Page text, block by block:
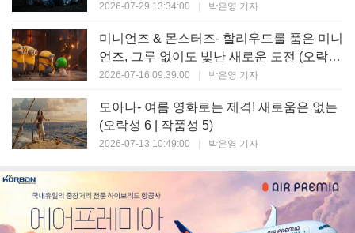
2026-07-29 13:34:00 박은영 기자
미니언즈 & 몬스터즈- 할리우드를 품은 미니
언즈, 그루 없이도 빛난 새로운 도전 (오락성
7 | 작품성 6)
2026-07-16 09:39:00 박은영 기자
모아나- 여름 영화로는 제격! 새로움은 없는
(오락성 6 | 작품성 5)
2026-07-13 10:49:00 박은영 기자